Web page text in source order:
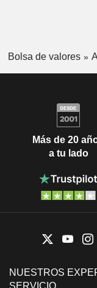
Bolsa de valores
Más de 20
a tu lado
NUESTROS